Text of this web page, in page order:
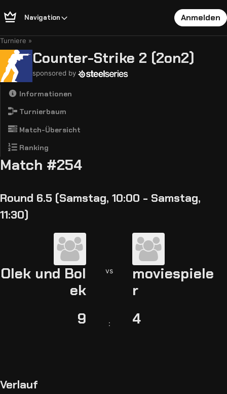
Navigation Anmelden
Turniere
Counter-Strike 2 (2on2)
sponsored by
Informationen
Turnierbaum
Match-Übersicht
Ranking
Match #254
Round 6.5 (Samstag, 10:00 - Samstag,
11:30)
Olek und Bol
ek
vs
moviespiele
r
9
: 4
Verlauf